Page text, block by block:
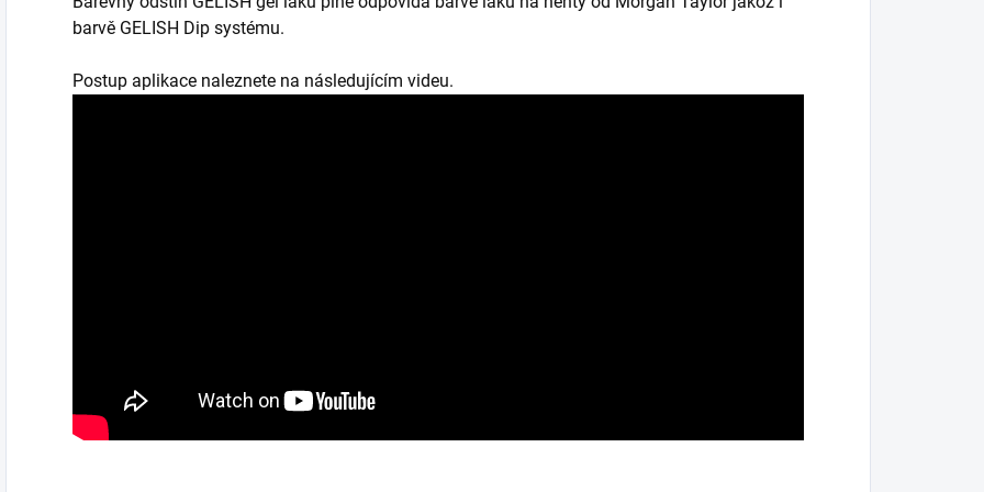
barvě GELISH Dip systému.
Postup aplikace naleznete na následujícím videu.